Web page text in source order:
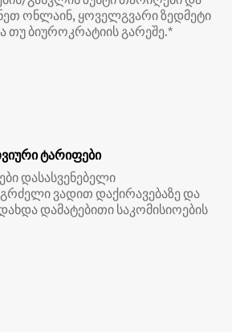
ონლაინ, ყოველგვარი ზედმეტი
თუ ბიუროკრატიის გარეშე.*
ტარიფები
დასასვენებელი
ვადით დაქირავებაზე და
დამატებითი საკომისიოების